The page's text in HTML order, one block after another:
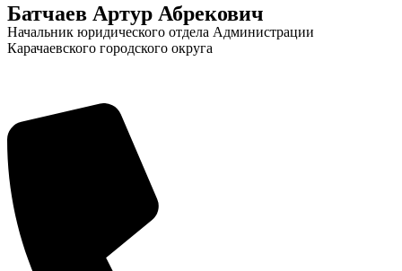
Батчаев Артур Абрекович
Начальник юридического отдела Администрации
Карачаевского городского округа